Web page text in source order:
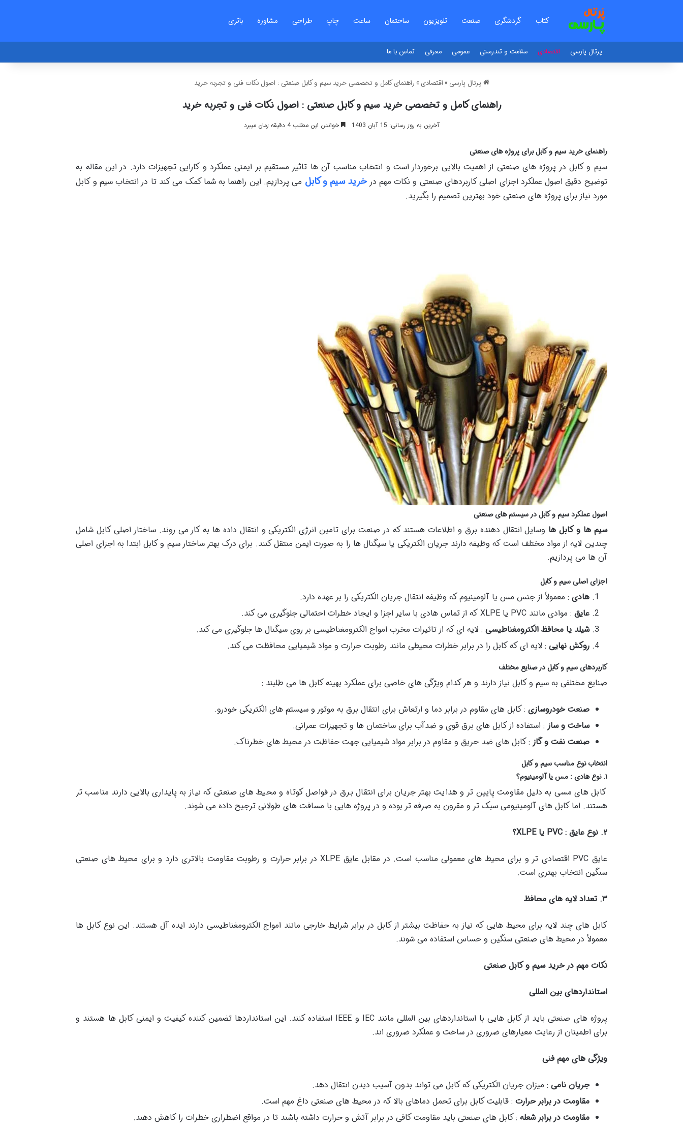
کتاب گردشگری صنعت تلویزیون ساختمان ساعت چاپ طراحی مشاوره باتری
پرتال پارسی اقتصادی سلامت و تندرستی عمومی معرفی تماس با ما
پرتال پارسی » اقتصادی » راهنمای کامل و تخصصی خرید سیم و کابل صنعتی : اصول نکات فنی و تجربه خرید
راهنمای کامل و تخصصی خرید سیم و کابل صنعتی : اصول نکات فنی و تجربه خرید
آخرین به روز رسانی: 15 آبان 1403 خواندن این مطلب 4 دقیقه زمان میبرد
راهنمای خرید سیم و کابل برای پروژه های صنعتی
سیم و کابل در پروژه های صنعتی از اهمیت بالایی برخوردار است و انتخاب مناسب آن ها تاثیر مستقیم بر ایمنی عملکرد و کارایی تجهیزات دارد. در این مقاله به
توضیح دقیق اصول عملکرد اجزای اصلی کاربردهای صنعتی و نکات مهم در خرید سیم و کابل می پردازیم. این راهنما به شما کمک می کند تا در انتخاب سیم و کابل
مورد نیاز برای پروژه های صنعتی خود بهترین تصمیم را بگیرید.
اصول عملکرد سیم و کابل در سیستم های صنعتی
سیم ها و کابل ها وسایل انتقال دهنده برق و اطلاعات هستند که در صنعت برای تامین انرژی الکتریکی و انتقال داده ها به کار می روند. ساختار اصلی کابل شامل
چندین لایه از مواد مختلف است که وظیفه دارند جریان الکتریکی یا سیگنال ها را به صورت ایمن منتقل کنند. برای درک بهتر ساختار سیم و کابل ابتدا به اجزای اصلی
آن ها می پردازیم.
اجزای اصلی سیم و کابل
هادی : معمولاً از جنس مس یا آلومینیوم که وظیفه انتقال جریان الکتریکی را بر عهده دارد.
عایق : موادی مانند PVC یا XLPE که از تماس هادی با سایر اجزا و ایجاد خطرات احتمالی جلوگیری می کند.
شیلد یا محافظ الکترومغناطیسی : لایه ای که از تاثیرات مخرب امواج الکترومغناطیسی بر روی سیگنال ها جلوگیری می کند.
روکش نهایی : لایه ای که کابل را در برابر خطرات محیطی مانند رطوبت حرارت و مواد شیمیایی محافظت می کند.
کاربردهای سیم و کابل در صنایع مختلف
صنایع مختلفی به سیم و کابل نیاز دارند و هر کدام ویژگی های خاصی برای عملکرد بهینه کابل ها می طلبند :
صنعت خودروسازی : کابل های مقاوم در برابر دما و ارتعاش برای انتقال برق به موتور و سیستم های الکتریکی خودرو.
ساخت و ساز : استفاده از کابل های برق قوی و ضدآب برای ساختمان ها و تجهیزات عمرانی.
صنعت نفت و گاز : کابل های ضد حریق و مقاوم در برابر مواد شیمیایی جهت حفاظت در محیط های خطرناک.
انتخاب نوع مناسب سیم و کابل
۱.نوع هادی : مس یا آلومینیوم؟
کابل های مسی به دلیل مقاومت پایین تر و هدایت بهتر جریان برای انتقال برق در فواصل کوتاه و محیط های صنعتی که نیاز به پایداری بالایی دارند مناسب تر
هستند. اما کابل های آلومینیومی سبک تر و مقرون به صرفه تر بوده و در پروژه هایی با مسافت های طولانی ترجیح داده می شوند.
۲.نوع عایق :PVC یا XLPE ؟
عایق PVC اقتصادی تر و برای محیط های معمولی مناسب است. در مقابل عایق XLPE در برابر حرارت و رطوبت مقاومت بالاتری دارد و برای محیط های صنعتی
سنگین انتخاب بهتری است.
۳.تعداد لایه های محافظ
کابل های چند لایه برای محیط هایی که نیاز به حفاظت بیشتر از کابل در برابر شرایط خارجی مانند امواج الکترومغناطیسی دارند ایده آل هستند. این نوع کابل ها
معمولاً در محیط های صنعتی سنگین و حساس استفاده می شوند.
نکات مهم در خرید سیم و کابل صنعتی
استانداردهای بین المللی
پروژه های صنعتی باید از کابل هایی با استانداردهای بین المللی مانند IEC و IEEE استفاده کنند. این استانداردها تضمین کننده کیفیت و ایمنی کابل ها هستند و
برای اطمینان از رعایت معیارهای ضروری در ساخت و عملکرد ضروری اند.
ویژگی های مهم فنی
جریان نامی : میزان جریان الکتریکی که کابل می تواند بدون آسیب دیدن انتقال دهد.
مقاومت در برابر حرارت : قابلیت کابل برای تحمل دماهای بالا که در محیط های صنعتی داغ مهم است.
مقاومت در برابر شعله : کابل های صنعتی باید مقاومت کافی در برابر آتش و حرارت داشته باشند تا در مواقع اضطراری خطرات را کاهش دهند.